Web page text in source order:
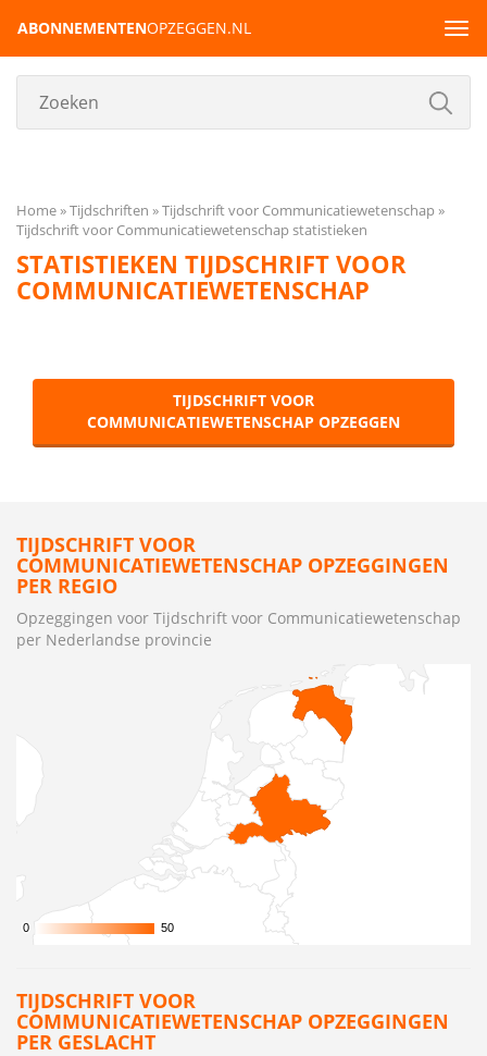
ABONNEMENTENOPZEGGEN.NL
Home Tijdschriften
Tijdschrift voor Communicatiewetenschap
Tijdschrift voor Communicatiewetenschap statistieken
STATISTIEKEN TIJDSCHRIFT VOOR
COMMUNICATIEWETENSCHAP
TIJDSCHRIFT VOOR
COMMUNICATIEWETENSCHAP OPZEGGEN
TIJDSCHRIFT VOOR
COMMUNICATIEWETENSCHAP OPZEGGINGEN
PER REGIO
Opzeggingen voor Tijdschrift voor Communicatiewetenschap
per Nederlandse provincie
0
0 50
50
TIJDSCHRIFT VOOR
COMMUNICATIEWETENSCHAP OPZEGGINGEN
PER GESLACHT